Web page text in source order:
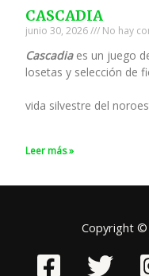
CASCADIA
junio 30, 2026 No hay
Cascadiaes un juego
losetas y selección de
vida silvestre del
Leer más »
Copyright